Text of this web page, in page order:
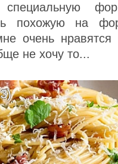
специальную
похожую на
очень нравятся
не хочу то...